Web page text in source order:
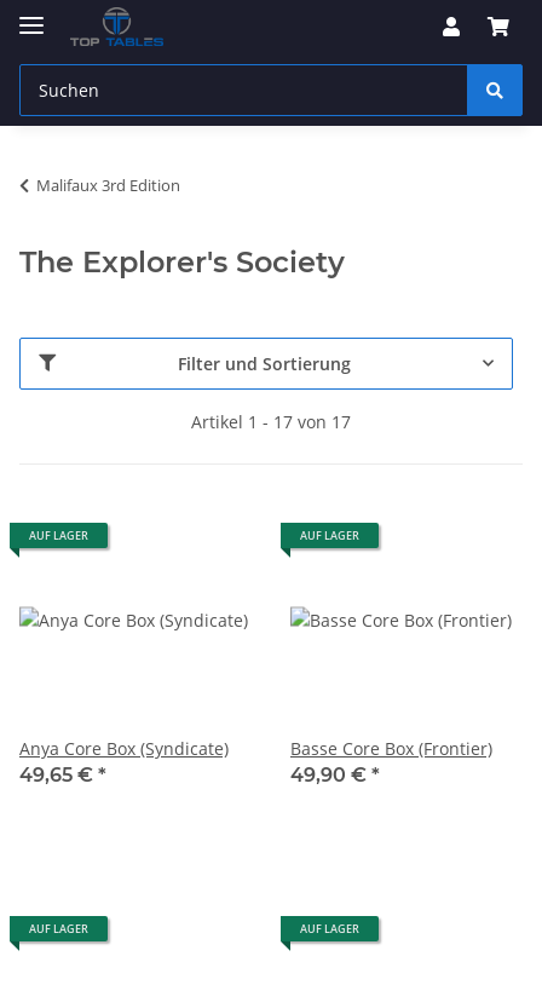
Malifaux 3rd Edition
The Explorer's Society
Filter und Sortierung
Artikel 1 - 17 von 17
AUF LAGER
Anya Core Box (Syndicate)
49,65 € *
AUF LAGER
Basse Core Box (Frontier)
49,90 € *
AUF LAGER AUF LAGER